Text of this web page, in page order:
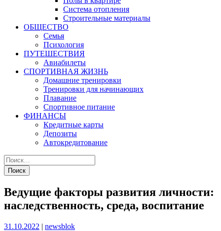
Система отопления
Строительные материалы
ОБЩЕСТВО
Семья
Психология
ПУТЕШЕСТВИЯ
Авиабилеты
СПОРТИВНАЯ ЖИЗНЬ
Домашние тренировки
Тренировки для начинающих
Плавание
Спортивное питание
ФИНАНСЫ
Кредитные карты
Депозиты
Автокредитование
Ведущие факторы развития личности:
наследственность, среда, воспитание
Опубликовано
31.10.2022 | Опубликовано
newsblok